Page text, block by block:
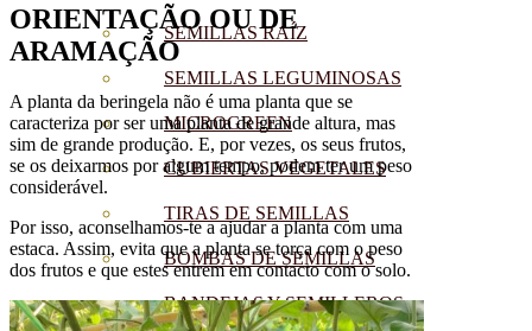
SEMILLAS RAÍZ
SEMILLAS LEGUMINOSAS
MICROGREEN
CUBIERTAS VEGETALES
TIRAS DE SEMILLAS
BOMBAS DE SEMILLAS
BANDEJAS Y SEMILLEROS
ORIENTAÇÃO OU DE
ARAMAÇÃO
A planta da beringela não é uma planta que se
caracteriza por ser uma planta de grande altura, mas
sim de grande produção. E, por vezes, os seus frutos,
se os deixarmos por algum tempo, podem ter um peso
considerável.
Por isso, aconselhamos-te a ajudar a planta com uma
estaca. Assim, evita que a planta se torça com o peso
dos frutos e que estes entrem em contacto com o solo.